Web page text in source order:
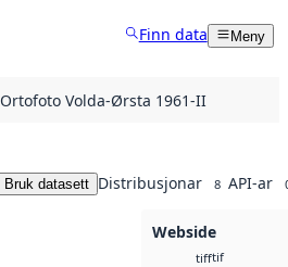
Finn data Meny
Ortofoto Volda-Ørsta 1961-II
Bruk datasett Distribusjonar 8 API-ar
Webside
tifftif